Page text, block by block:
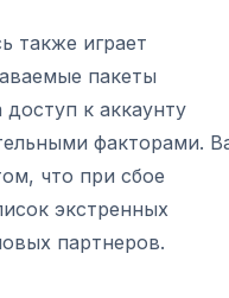
также играет
пакеты
к аккаунту
факторами.
что при сбое
экстренных
партнеров.